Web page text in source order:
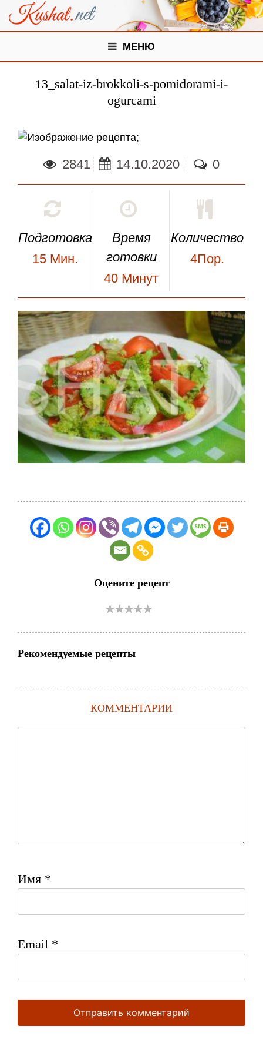
МЕНЮ
13_salat-iz-brokkoli-s-pomidorami-i-
ogurcami
;
2841 14.10.2020 0
Подготовка
15 Мин.
Время
готовки
40 Минут
Количество
4Пор.
Оцените рецепт
Рекомендуемые рецепты
КОММЕНТАРИИ
Имя *
Email *